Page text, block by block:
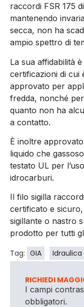
raccordi FSR 175 di
mantenendo
secca, non ha
ampio spettro di
La sua affidabilità
certificazioni di cui
approvato per
fredda, nonché
quanto non ha
a contatto.
È inoltre
liquido che
testato UL per
idrocarburi.
Il filo sigilla
certificato e
sigillante o nastro
prodotto per tutti
Tag: GIA Idraulica
RICHIEDI
I campi
obbligatori.